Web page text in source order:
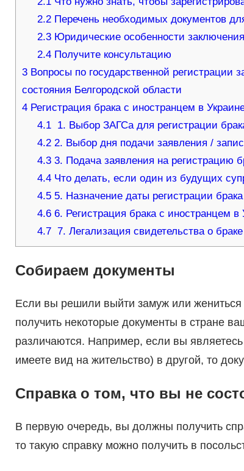
2.2 Перечень необходимых документов
2.3 Юридические особенности
2.4 Получите консультацию
3Вопросы по государственной регистрации
состояния Белгородской области
4Регистрация брака с иностранцем в
4.1 1. Выбор ЗАГСа для регистрации
4.2 2. Выбор дня подачи заявления /
4.3 3. Подача заявления на регистрацию
4.4 Что делать, если один из будущих
4.5 5. Назначение даты регистрации брака
4.6 6. Регистрация брака с иностранцем в
4.7 7. Легализация свидетельства о браке
Собираем документы
Если вы решили выйти замуж или жениться
получить некоторые документы в стране
различаются. Например, если вы
имеете вид на жительство) в другой, то
Справка о том, что вы не
В первую очередь, вы должны получить
то такую справку можно получить в